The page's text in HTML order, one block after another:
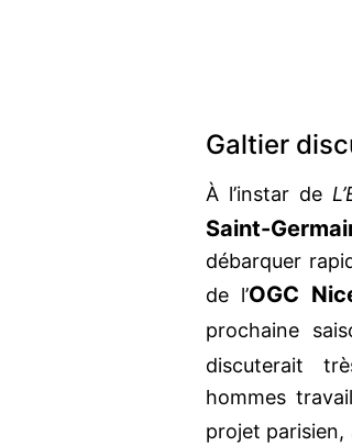
Galtier
À l’instar de
Saint-
débarquer
de l’OGC
prochaine
discuterait
hommes
projet